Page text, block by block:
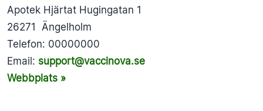
Apotek Hjärtat Hugingatan 1
26271 Ängelholm
Telefon: 00000000
Email: support@vaccinova.se
Webbplats »